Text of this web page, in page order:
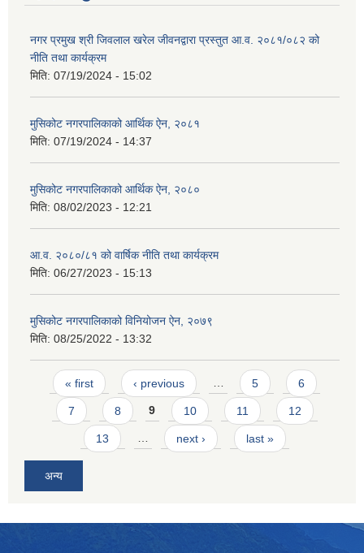
नगर प्रमुख श्री जिवलाल खरेल जीवनद्वारा प्रस्तुत आ.व. २०८१/०८२ को
नीति तथा कार्यक्रम
मिति: 07/19/2024 - 15:02
मुसिकोट नगरपालिकाको आर्थिक ऐन, २०८१
मिति: 07/19/2024 - 14:37
मुसिकोट नगरपालिकाको आर्थिक ऐन, २०८०
मिति: 08/02/2023 - 12:21
आ.व. २०८०/८१ को वार्षिक नीति तथा कार्यक्रम
मिति: 06/27/2023 - 15:13
मुसिकोट नगरपालिकाको विनियोजन ऐन, २०७९
मिति: 08/25/2022 - 13:32
Pages
« first ‹ previous … 5 6
7 8 9 10 11 12
13 … next › last »
अन्य